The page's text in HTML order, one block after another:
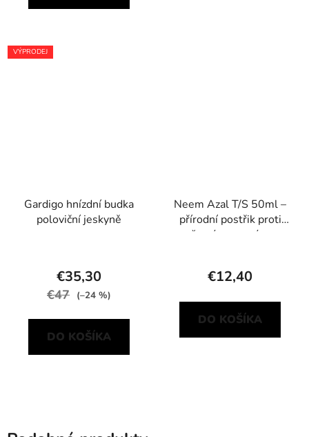
VÝPRODEJ
Gardigo hnízdní budka
poloviční jeskyně
€35,30
€47 (–24 %)
DO KOŠÍKA
Neem Azal T/S 50ml –
přírodní postřik proti
žravým a savým
€12,40
DO KOŠÍKA